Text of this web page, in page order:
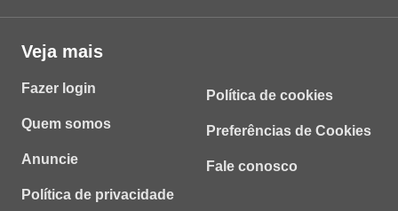
Veja mais
Fazer login
Quem somos
Anuncie
Política de privacidade
Política de cookies
Preferências de Cookies
Fale conosco